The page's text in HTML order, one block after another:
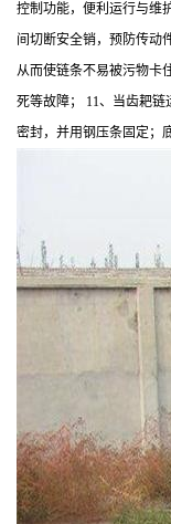
控制功能，便利运行与维
间切断安全销，预防传动
从而使链条不易被污物卡
死等故障； 11、当齿耙
密封，并用钢压条固定；